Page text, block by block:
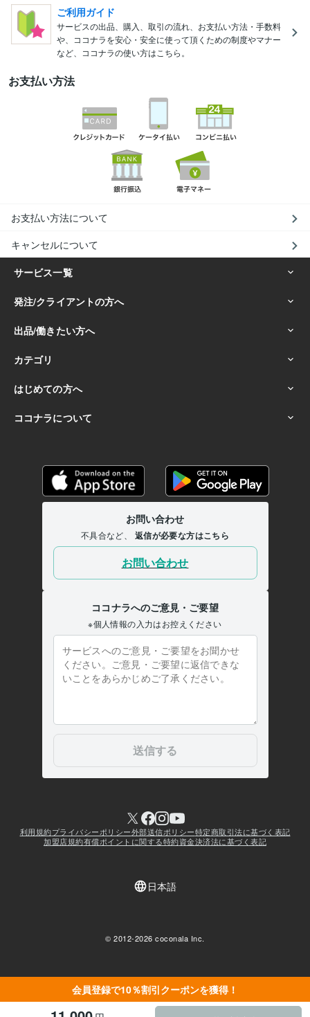
会員登録で10％割引クーポンを獲得！
ご利用ガイド
サービスの出品、購入、取引の流れ、お支払い方法・手数料
や、ココナラを安心・安全に使って頂くための制度やマナー
など、ココナラの使い方はこちら。
お支払い方法
お支払い方法について
キャンセルについて